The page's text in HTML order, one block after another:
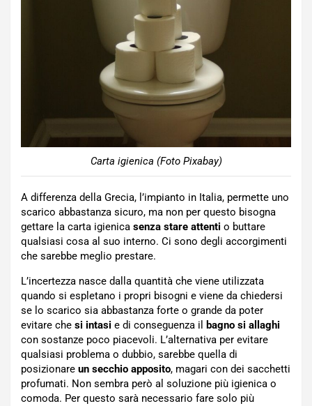
Carta igienica (Foto Pixabay)
A differenza della Grecia, l’impianto in Italia, permette uno
scarico abbastanza sicuro, ma non per questo bisogna
gettare la carta igienica senza stare attenti o buttare
qualsiasi cosa al suo interno. Ci sono degli accorgimenti
che sarebbe meglio prestare.
L’incertezza nasce dalla quantità che viene utilizzata
quando si espletano i propri bisogni e viene da chiedersi
se lo scarico sia abbastanza forte o grande da poter
evitare che si intasi e di conseguenza il
bagno si allaghi
con sostanze poco piacevoli. L’alternativa per evitare
qualsiasi problema o dubbio, sarebbe quella di
posizionare un secchio apposito, magari con dei sacchetti
profumati. Non sembra però al soluzione più igienica o
comoda. Per questo sarà necessario fare solo più